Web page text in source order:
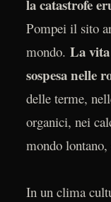
la catastrofe
Pompei il sito
mondo. La
sospesa nelle
delle terme,
organici, nei
mondo
In un clima